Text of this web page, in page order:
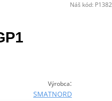
Výrobca:
SMATNORD
Náš kód: P1382